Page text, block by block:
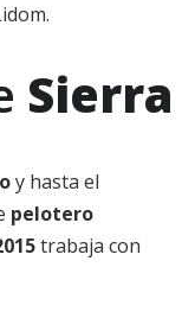
Sierra
y hasta el
pelotero
trabaja con